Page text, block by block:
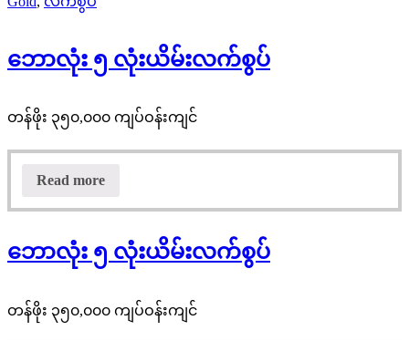
ဘောလုံး ၅ လုံးယိမ်းလက်စွပ်
တန်ဖိုး ၃၅၀,၀၀၀ ကျပ်ဝန်းကျင်
Read more
ဘောလုံး ၅ လုံးယိမ်းလက်စွပ်
တန်ဖိုး ၃၅၀,၀၀၀ ကျပ်ဝန်းကျင်